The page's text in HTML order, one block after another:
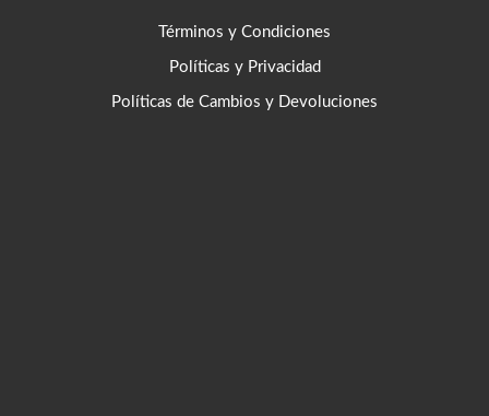
Términos y Condiciones
Políticas y Privacidad
Políticas de Cambios y Devoluciones